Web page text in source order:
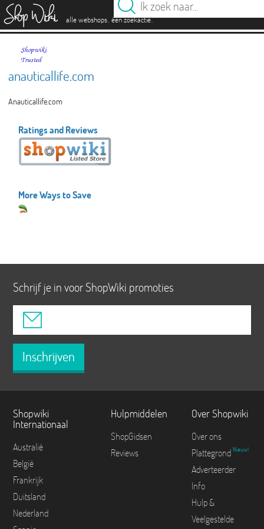
alle webshops. één zoekactie.
anauticallife.com
Anauticallife.com
Ratings and Reviews
More Ways to Save
Schrijf je in voor ShopWiki promoties
Inschrijven
Shopwiki
Internationaal
Australië
België
Frankrijk
Duitsland
Nederland
Hulpmiddelen
ShopGidsen
Reviews
Over Shopwiki
Over ons
Plattegrond Nieuw!
Adverteerder
Info
Hulp &
Veelgestelde